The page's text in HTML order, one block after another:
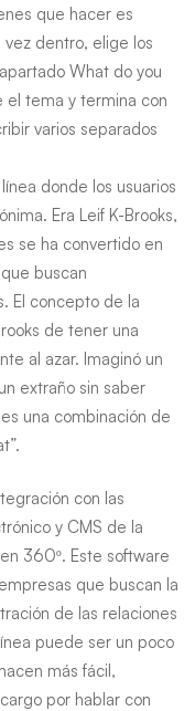
que hacer es
dentro, elige los
What do you
el tema y termina con
varios separados
donde los usuarios
Era Leif K-Brooks,
se ha convertido en
buscan
El concepto de la
de tener una
al azar. Imaginó un
extraño sin saber
una combinación de
con las
y CMS de la
360º. Este software
que buscan la
de las relaciones
puede ser un poco
más fácil,
por hablar con